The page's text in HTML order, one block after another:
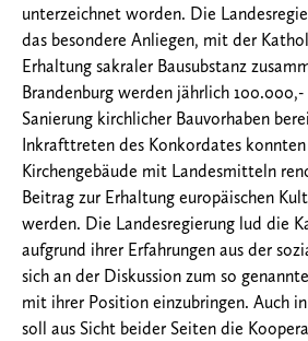
unterzeichnet worden. Die
das besondere Anliegen, mit der
Erhaltung sakraler Bausubstanz
Brandenburg werden jährlich
Sanierung kirchlicher Bauvorhaben
Inkrafttreten des Konkordates konnten
Kirchengebäude mit Landesmitteln
Beitrag zur Erhaltung europäischen
werden. Die Landesregierung lud die
aufgrund ihrer Erfahrungen aus der
sich an der Diskussion zum so
mit ihrer Position einzubringen. Auch
soll aus Sicht beider Seiten die